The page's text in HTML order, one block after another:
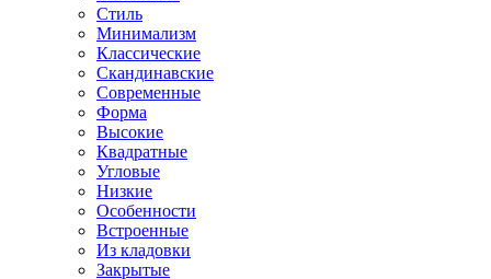
Стиль
Минимализм
Классические
Скандинавские
Современные
Форма
Высокие
Квадратные
Угловые
Низкие
Особенности
Встроенные
Из кладовки
Закрытые